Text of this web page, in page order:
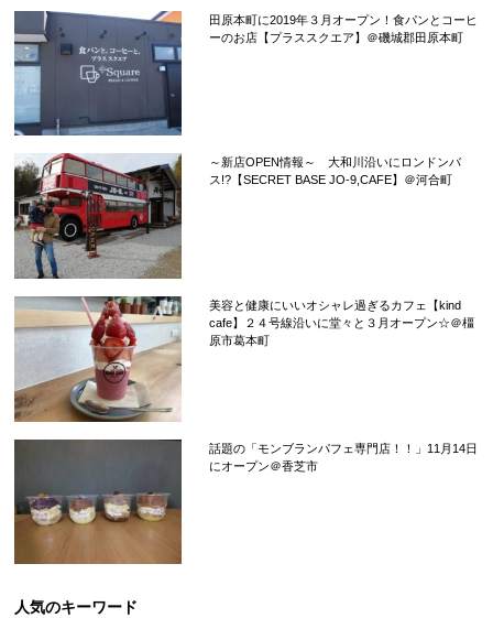
田原本町に2019年３月オープン！食パンとコーヒ
ーのお店【プラススクエア】＠磯城郡田原本町
～新店OPEN情報～ 大和川沿いにロンドンバ
ス!?【SECRET BASE JO-9,CAFE】＠河合町
美容と健康にいいオシャレ過ぎるカフェ【kind
cafe】２４号線沿いに堂々と３月オープン☆＠橿
原市葛本町
話題の「モンブランパフェ専門店！！」11月14日
にオープン＠香芝市
人気のキーワード